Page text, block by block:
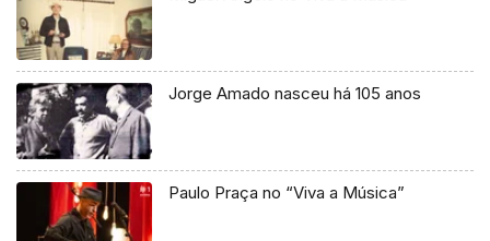
Jorge Amado nasceu há 105 anos
Paulo Praça no “Viva a Música”